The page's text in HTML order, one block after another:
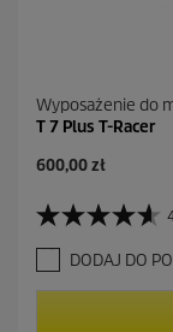
Wyposażenie do
T 7 Plus T-Racer
600,00 zł
4
.
6
n
DODAJ DO